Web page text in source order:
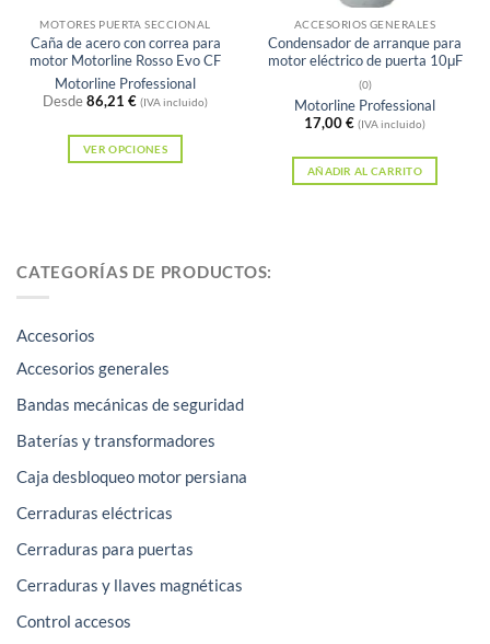
en
la
página
de
producto
MOTORES PUERTA SECCIONAL
Caña de acero con correa para
motor Motorline Rosso Evo CF
Motorline Professional
Desde86,21 € (IVA incluido)
VER OPCIONES
variantes.
elegir
en
de
producto
ACCESORIOS GENERALES
Condensador de arranque para
motor eléctrico de puerta 10μF
(0)
Motorline Professional
17,00€ (IVA incluido)
AÑADIR AL CARRITO
CATEGORÍAS DE PRODUCTOS:
Accesorios
Accesorios generales
Bandas mecánicas de seguridad
Baterías y transformadores
Caja desbloqueo motor persiana
Cerraduras eléctricas
Cerraduras para puertas
Cerraduras y llaves magnéticas
Control accesos